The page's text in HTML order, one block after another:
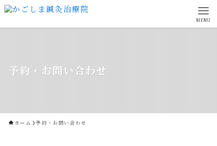
MENU
予約・お問い合わせ
ホーム 予約・お問い合わせ